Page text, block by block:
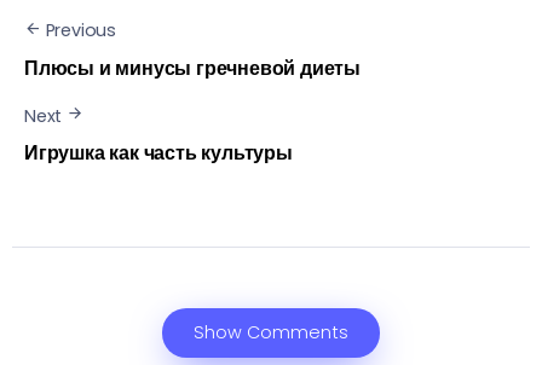
Previous
Плюсы и минусы гречневой диеты
Next
Игрушка как часть культуры
Show Comments